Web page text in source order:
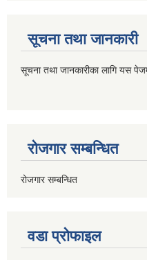
सूचना तथा जानकारी
सूचना तथा जानकारीका लागि यस
रोजगार सम्बन्धित
रोजगार सम्बन्धित
वडा प्रोफाइल